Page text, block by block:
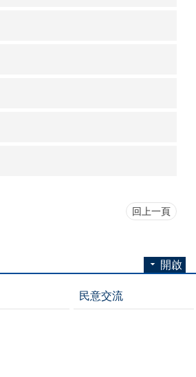
回上一頁
開啟
民意交流